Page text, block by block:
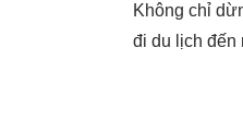
Không chỉ
đi du lịch đến